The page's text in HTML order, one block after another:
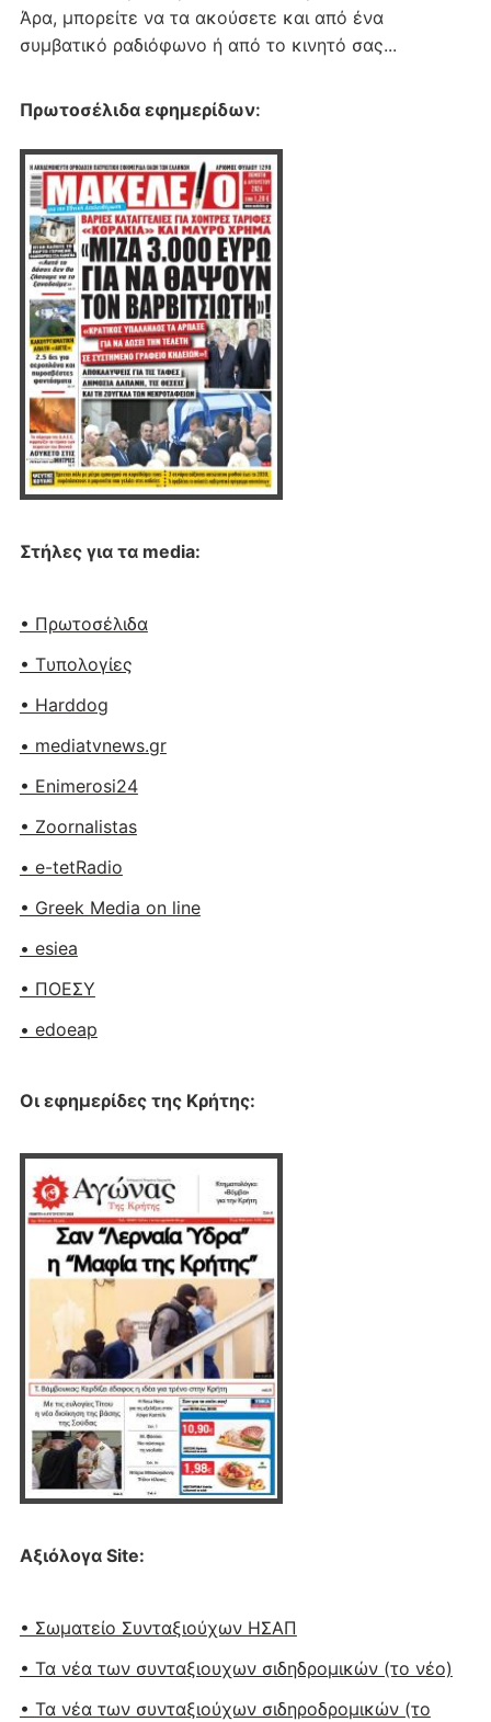
Άρα, μπορείτε να τα ακούσετε και από ένα
συμβατικό ραδιόφωνο ή από το κινητό σας...
Πρωτοσέλιδα εφημερίδων:
Στήλες για τα media:
• Πρωτοσέλιδα
• Tυπολογίες
• Harddog
• mediatvnews.gr
• Enimerosi24
• Zoornalistas
• e-tetRadio
• Greek Media on line
• esiea
• ΠΟΕΣΥ
• edoeap
Οι εφημερίδες της Κρήτης:
Αξιόλογα Site:
• Σωματείο Συνταξιούχων ΗΣΑΠ
• Τα νέα των συνταξιουχων σιδηδρομικών (το νέο)
• Τα νέα των συνταξιούχων σιδηροδρομικών (το